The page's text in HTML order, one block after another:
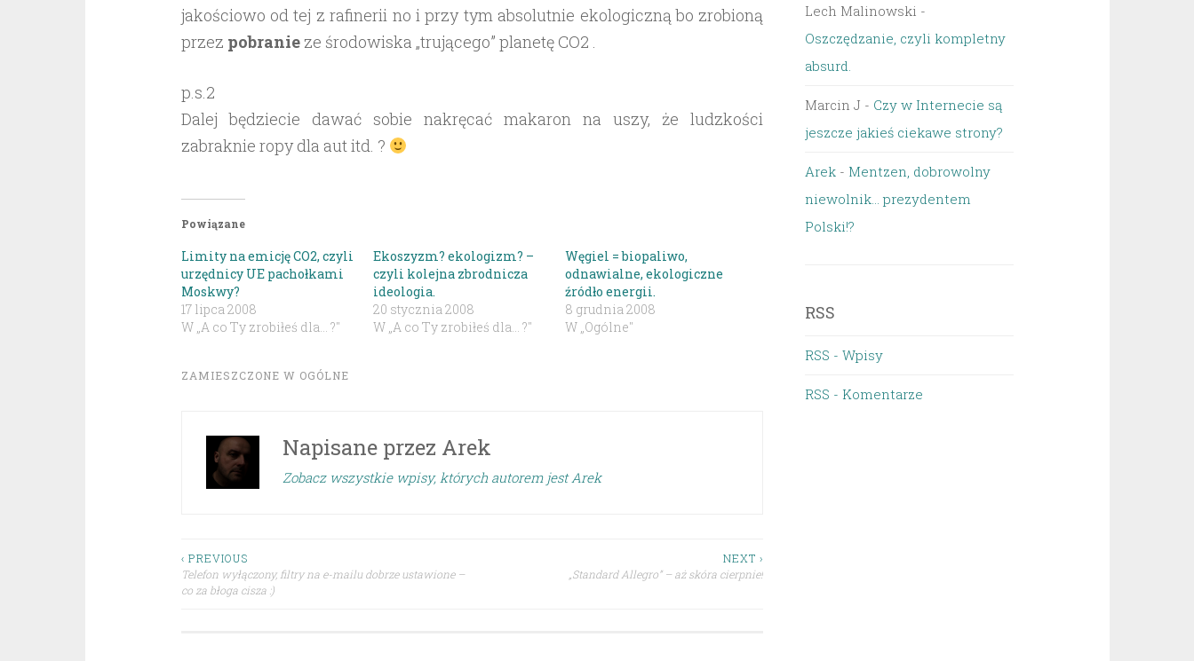
jakościowo od tej z rafinerii no i przy tym absolutnie ekologiczną bo zrobioną
przez pobranieze środowiska „trującego” planetę CO2 .
p.s.2
Dalej będziecie dawać sobie nakręcać makaron na uszy, że ludzkości
zabraknie ropy dla aut itd. ?
Powiązane
Limity na emicję CO2, czyli
urzędnicy UE pachołkami
Moskwy?
17 lipca 2008
W „A co Ty zrobiłeś dla... ?"
Ekoszyzm? ekologizm? –
czyli kolejna zbrodnicza
ideologia.
20 stycznia 2008
W „A co Ty zrobiłeś dla... ?"
Węgiel = biopaliwo,
odnawialne, ekologiczne
źródło energii.
8 grudnia 2008
W „Ogólne"
ZAMIESZCZONE W OGÓLNE
Napisane przez Arek
Zobacz wszystkie wpisy, których autorem jest Arek
Nawigacja
wpisu
‹ PREVIOUS
Telefon wyłączony, filtry na e-mailu dobrze ustawione –
co za błoga cisza :)
NEXT ›
„Standard Allegro” – aż skóra cierpnie!
Lech Malinowski -
Oszczędzanie, czyli kompletny
absurd.
Marcin J - Czy w Internecie są
jeszcze jakieś ciekawe strony?
Arek - Mentzen, dobrowolny
niewolnik… prezydentem
Polski!?
RSS
RSS - Wpisy
RSS - Komentarze